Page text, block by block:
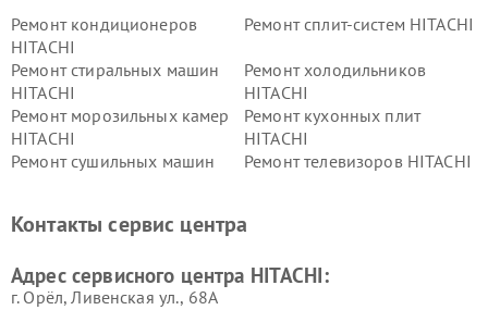
Ремонт кондиционеров
HITACHI
Ремонт сплит-систем HITACHI
Ремонт стиральных машин
HITACHI
Ремонт холодильников
HITACHI
Ремонт морозильных камер
HITACHI
Ремонт кухонных плит
HITACHI
Ремонт сушильных машин
Ремонт телевизоров HITACHI
данных HITACHI
HITACHI
HITACHI
HITACHI
Контакты сервис центра
Адрес сервисного центра HITACHI:
г. Орёл, Ливенская ул., 68А